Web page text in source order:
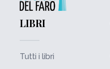
LIBRI
Tutti i libri